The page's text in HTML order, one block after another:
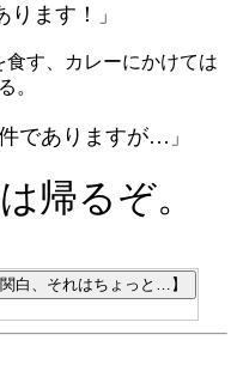
ます！
」
す、カレーにかけては
。
でありますが… 」
帰るぞ。